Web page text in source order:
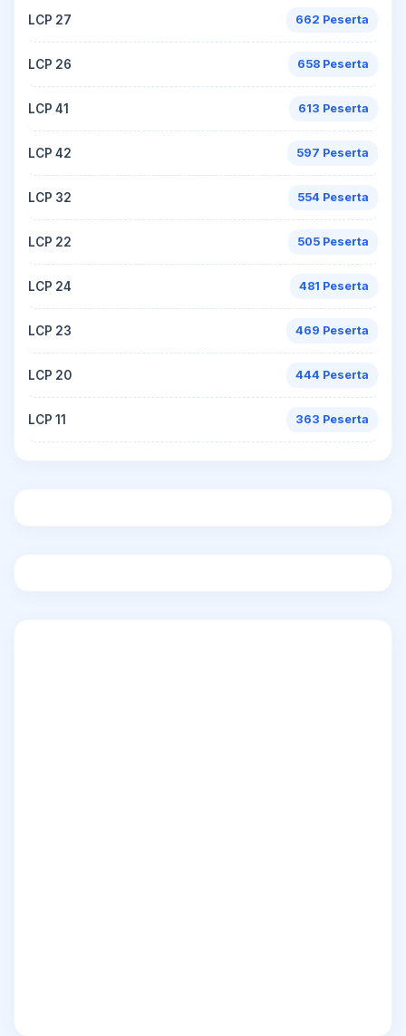
LCP 27 662 Peserta
LCP 26 658 Peserta
LCP 41 613 Peserta
LCP 42 597 Peserta
LCP 32 554 Peserta
LCP 22 505 Peserta
LCP 24 481 Peserta
LCP 23 469 Peserta
LCP 20 444 Peserta
LCP 11 363 Peserta